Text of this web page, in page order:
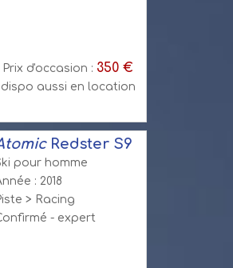
Prix d'occasion : 350 €
dispo aussi en location
Redster S9
pour homme
: 2018
> Racing
- expert